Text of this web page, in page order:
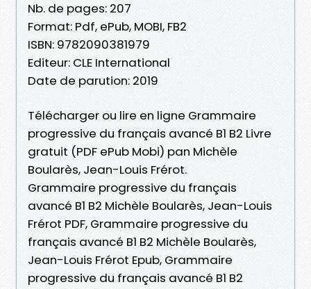
Nb. de pages: 207
Format: Pdf, ePub, MOBI, FB2
ISBN: 9782090381979
Editeur: CLE International
Date de parution: 2019
Télécharger ou lire en ligne Grammaire
progressive du français avancé B1 B2 Livre
gratuit (PDF ePub Mobi) pan Michèle
Boularès, Jean-Louis Frérot.
Grammaire progressive du français
avancé B1 B2 Michèle Boularès, Jean-Louis
Frérot PDF, Grammaire progressive du
français avancé B1 B2 Michèle Boularès,
Jean-Louis Frérot Epub, Grammaire
progressive du français avancé B1 B2